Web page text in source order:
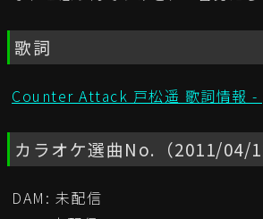
歌詞
Counter Attack 戸松遥 歌詞情報 -
カラオケ選曲No.（2011/04/
DAM: 未配信